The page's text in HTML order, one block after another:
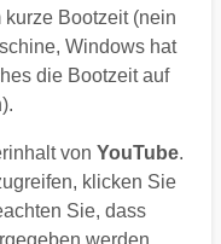
Bootzeit (nein
Windows hat
die Bootzeit auf
von YouTube.
klicken Sie
Sie, dass
werden.